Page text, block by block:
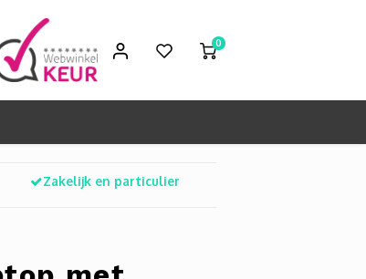
0
Zakelijk en particulier